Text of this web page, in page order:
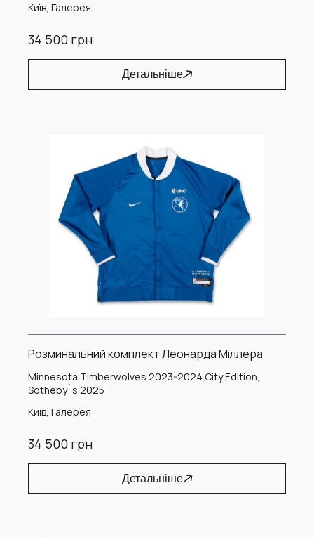
Київ, Галерея
34 500 грн
Детальніше
Розминальний комплект Леонарда Міллера
Minnesota Timberwolves 2023-2024 City Edition,
Sotheby`s 2025
Київ, Галерея
34 500 грн
Детальніше